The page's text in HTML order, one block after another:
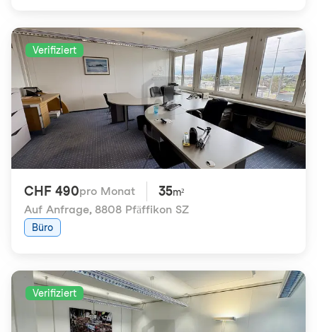
Verifiziert
CHF 490pro Monat 35m²
Auf Anfrage, 8808 Pfäffikon SZ
Büro
Verifiziert